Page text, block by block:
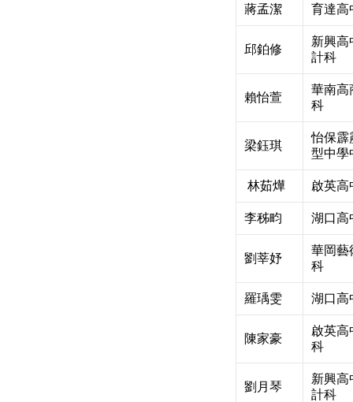
蔣孟潔 育達高
邱鉑修
新興高
計科
賴怡萱
華南高
科
梁鈺琪
怡保霹
型中學
林茹燁 啟英高
李秭畇 湖口高
劉莘妤
華岡藝
科
羅瑀雯 湖口高
陳家豪
啟英高
科
劉月琴
新興高
計科